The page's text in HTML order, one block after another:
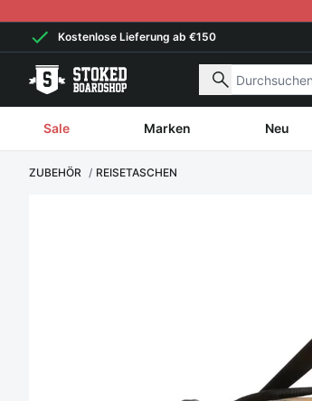
Kostenlose Lieferung ab €150
Nach
Sale Marken Neu
ZUBEHÖR REISETASCHEN